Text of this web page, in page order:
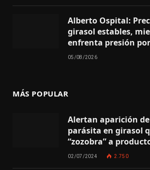
Alberto Ospital:
girasol estables,
enfrenta presión
05/08/2026
MÁS POPULAR
Alertan aparición
parásita en girasol
“zozobra” a
02/07/2024 2.750